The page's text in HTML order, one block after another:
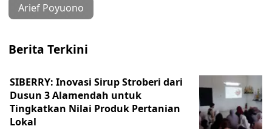
Arief Poyuono
Berita Terkini
SIBERRY: Inovasi Sirup Stroberi dari
Dusun 3 Alamendah untuk
Tingkatkan Nilai Produk Pertanian
Lokal